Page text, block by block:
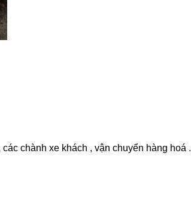
chành xe khách , vận chuyển hàng hoá .